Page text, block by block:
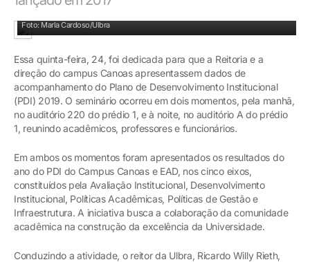
Foto: Marla Cardoso/Ulbra
Essa quinta-feira, 24, foi dedicada para que a Reitoria e a
direção do campus Canoas apresentassem dados de
acompanhamento do Plano de Desenvolvimento Institucional
(PDI) 2019. O seminário ocorreu em dois momentos, pela manhã,
no auditório 220 do prédio 1, e à noite, no auditório A do prédio
1, reunindo acadêmicos, professores e funcionários.
Em ambos os momentos foram apresentados os resultados do
ano do PDI do Campus Canoas e EAD, nos cinco eixos,
constituídos pela Avaliação Institucional, Desenvolvimento
Institucional, Políticas Acadêmicas, Políticas de Gestão e
Infraestrutura. A iniciativa busca a colaboração da comunidade
acadêmica na construção da excelência da Universidade.
Conduzindo a atividade, o reitor da Ulbra, Ricardo Willy Rieth,